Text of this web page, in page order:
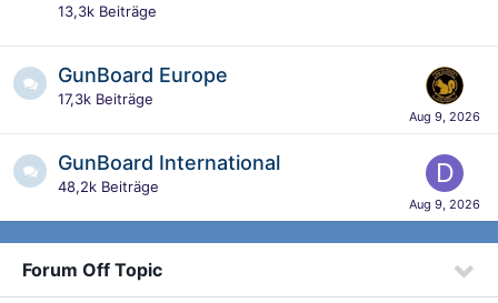
13,3k Beiträge
GunBoard Europe
17,3k Beiträge
GunBoard International
48,2k Beiträge
Forum Off Topic